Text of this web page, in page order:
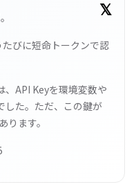
びに短命トークンで認
、API Keyを環境変数や
した。ただ、この鍵が
ます。